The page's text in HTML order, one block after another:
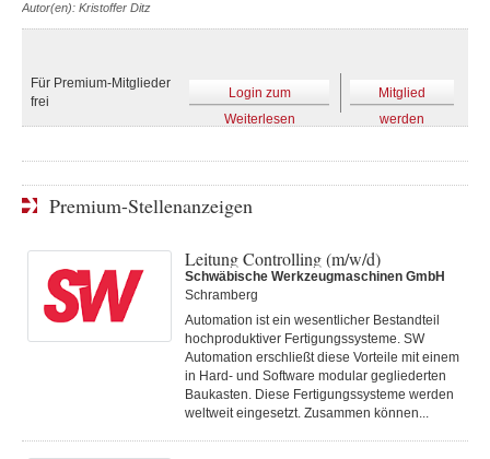
Autor(en): Kristoffer Ditz
Für Premium-Mitglieder
frei
Login zum
Weiterlesen
Mitglied
werden
Premium-Stellenanzeigen
Leitung Controlling (m/w/d)
Schwäbische Werkzeugmaschinen GmbH
Schramberg
Automation ist ein wesentlicher Bestandteil
hochproduktiver Fertigungssysteme. SW
Automation erschließt diese Vorteile mit einem
in Hard- und Software modular gegliederten
Baukasten. Diese Fertigungs­systeme werden
weltweit eingesetzt. Zusammen können...